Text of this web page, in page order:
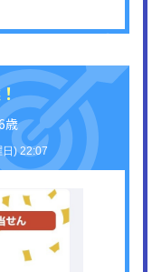
歳
) 22:07